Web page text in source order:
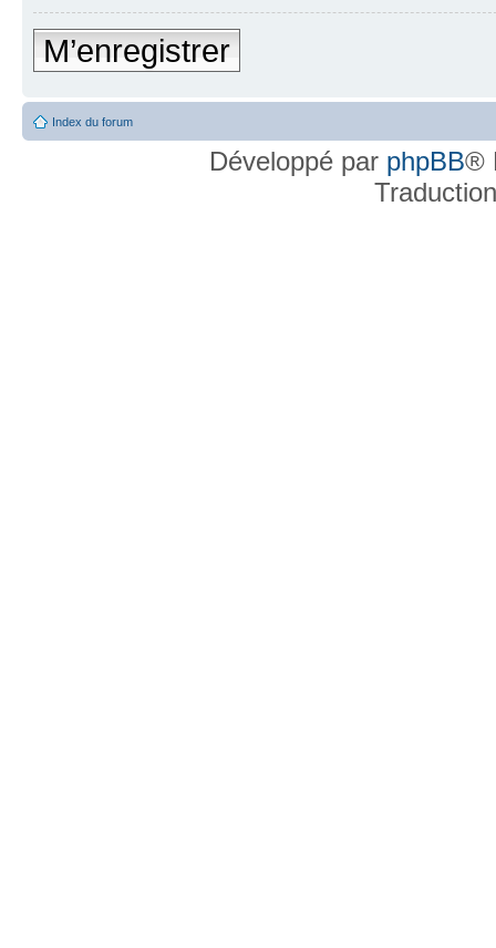
M’enregistrer
Index du forum
Développé par phpBB®